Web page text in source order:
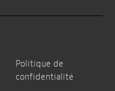
Politique de
confidentialité